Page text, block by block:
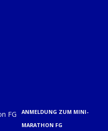
ANMELDUNG ZUM MINI-
MARATHON FG